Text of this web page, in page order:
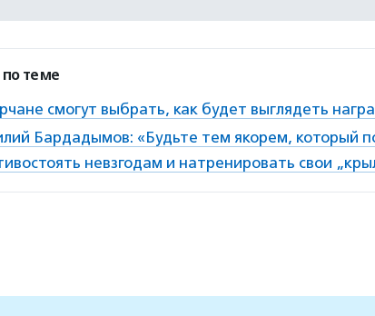
теме
смогут выбрать, как будет выглядеть
Бардадымов: «Будьте тем якорем, который
невзгодам и натренировать свои